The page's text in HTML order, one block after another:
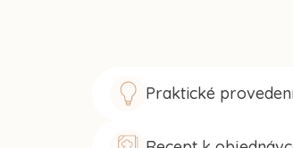
Praktické